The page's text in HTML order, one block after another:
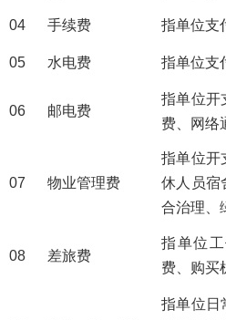
04 手续费 指单位支
05 水电费 指单位支
06 邮电费
指单位开
费、网络
07 物业管理费
指单位开
休人员宿
合治理、
08 差旅费
指单位
费、购买
指单位日